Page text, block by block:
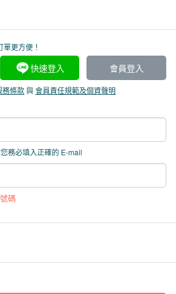
更方便！
快速登入 會員登入
務條款與會員責任規範及個資聲明
務必填入正確的 E-mail
碼